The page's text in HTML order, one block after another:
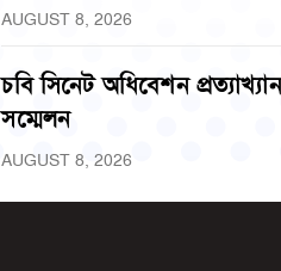
AUGUST 8, 2026
চবি সিনেট অধিবেশন
সম্মেলন
AUGUST 8, 2026